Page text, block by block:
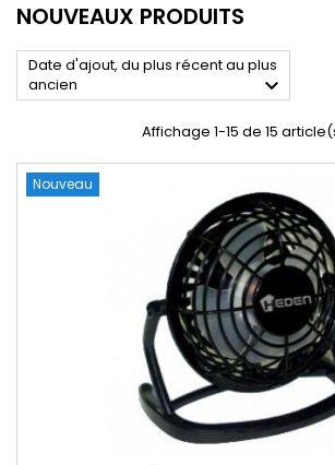
NOUVEAUX PRODUITS
Date d'ajout, du plus récent au plus
ancien

Affichage 1-15 de 15
Nouveau